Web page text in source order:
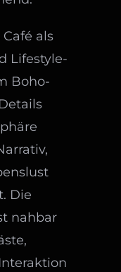
als
Lifestyle-
Boho-
Die
nahbar